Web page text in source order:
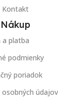
Kontakt
Nákup
a platba
podmienky
poriadok
osobných údajov